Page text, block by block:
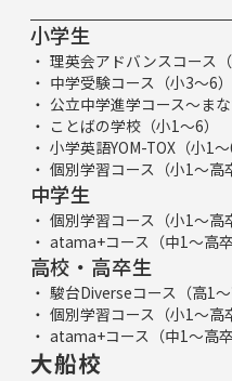
小学生
理英会アドバンスコース（
中学受験コース（小3～6）
公立中学進学コース～まな
ことばの学校（小1～6）
小学英語YOM-TOX（小1～
個別学習コース（小1～高
中学生
個別学習コース（小1～高
atama+コース（中1～高卒
高校・高卒生
駿台Diverseコース（高1～
個別学習コース（小1～高
atama+コース（中1～高卒
大船校